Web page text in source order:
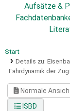
Aufsätze &
Start
Details zu:
Fahrdynamik der
Normale
ISBD